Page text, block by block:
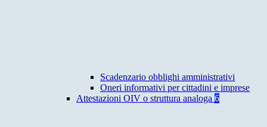
Scadenzario obblighi amministrativi
Oneri informativi per cittadini e imprese
Attestazioni OIV o struttura analoga 6